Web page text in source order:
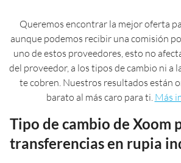
Queremos encontrar la mejor oferta
aunque podemos recibir una comisión
uno de estos proveedores, esto no
del proveedor, a los tipos de cambio ni a
te cobren. Nuestros resultados están
barato al más caro para ti. Más
Tipo de cambio de Xoom
transferencias en rupia